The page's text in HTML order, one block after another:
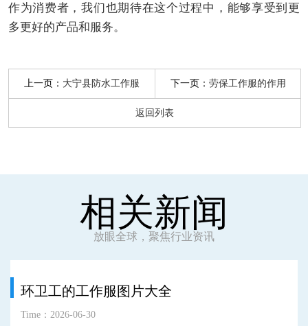
作为消费者，我们也期待在这个过程中，能够享受到更
多更好的产品和服务。
上一页： 大宁县防水工作服 下一页： 劳保工作服的作用
返回列表
相关新闻
放眼全球，聚焦行业资讯
环卫工的工作服图片大全
Time：2026-06-30